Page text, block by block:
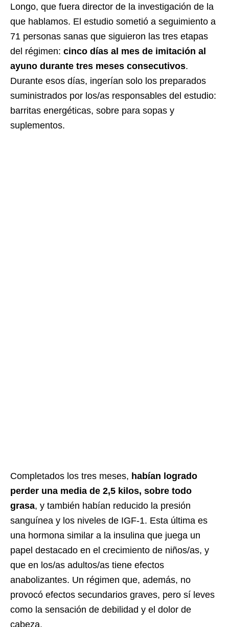
Longo, que fuera director de la investigación de la
que hablamos. El estudio sometió a seguimiento a
71 personas sanas que siguieron las tres etapas
del régimen: cinco días al mes de imitación al
ayuno durante tres meses consecutivos.
Durante esos días, ingerían solo los preparados
suministrados por los/as responsables del estudio:
barritas energéticas, sobre para sopas y
suplementos.
Completados los tres meses, habían logrado
perder una media de 2,5 kilos, sobre todo
grasa, y también habían reducido la presión
sanguínea y los niveles de IGF-1. Esta última es
una hormona similar a la insulina que juega un
papel destacado en el crecimiento de niños/as, y
que en los/as adultos/as tiene efectos
anabolizantes. Un régimen que, además, no
provocó efectos secundarios graves, pero sí leves
como la sensación de debilidad y el dolor de
cabeza.